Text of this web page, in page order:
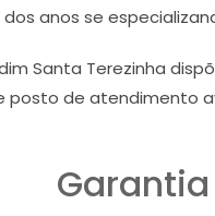
anos se
Santa Terezinha
posto de atendimento